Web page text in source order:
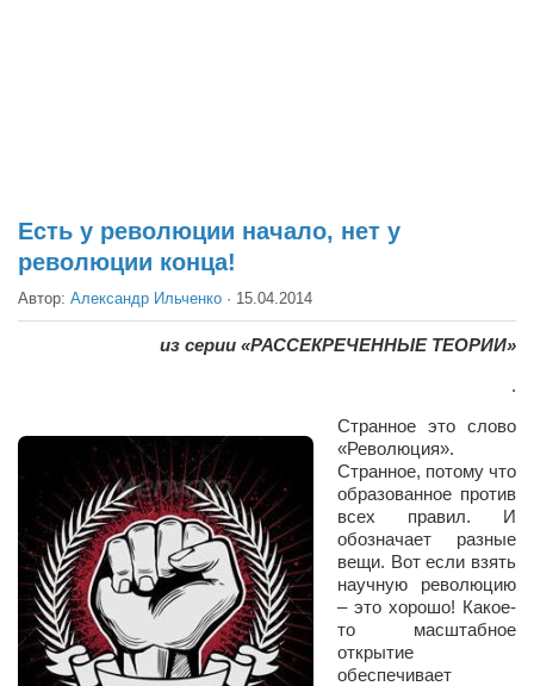
Выборы
Деньги
Здоровый образ жизни
Сам себе доктор
Активный отдых
Курьезы
Досье
Есть у революции начало, нет у
революции конца!
Автор: Александр Ильченко · 15.04.2014
из серии «РАССЕКРЕЧЕННЫЕ ТЕОРИИ»
.
Странное это слово
«Революция».
Странное, потому что
образованное против
всех правил. И
обозначает разные
вещи. Вот если взять
научную революцию
– это хорошо! Какое-
то масштабное
открытие
обеспечивает